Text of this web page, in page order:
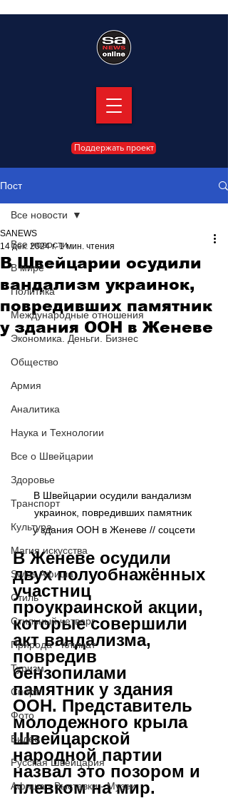
Поддержать проект
Пост
Все новости
В мире
Политика
Международные отношения
Экономика. Деньги. Бизнес
Общество
Армия
Аналитика
Наука и Технологии
Все о Швейцарии
Здоровье
Транспорт
Культура
Магия искусства
Swiss Афиша
Стиль
Стильный четверг
Природа - Климат
Туризм
Спорт
Фото
Видео
Русская Швейцария
Афиша - Выставки - Музеи
Все новости
В Швейцарии осудили
вандализм украинок,
повредивших памятник
у здания ООН в Женеве
SANEWS
14 дек. 2024 г. 1 мин. чтения
В Швейцарии осудили вандализм
украинок, повредивших памятник
у здания ООН в Женеве // соцсети
В Женеве осудили
двух полуобнажённых
участниц
проукраинской акции,
которые совершили
акт вандализма,
повредив
бензопилами
памятник у здания
ООН. Представитель
молодежного крыла
Швейцарской
народной партии
назвал это позором и
плевком на мир.